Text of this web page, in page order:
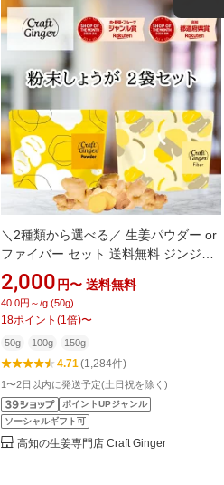
＼2種類から選べる／ 生姜パウダー or
ファイバー セット 送料無料 ジンジャ
ーパウダー ショウガオール 無添加 無
着色 乾燥しょうが 高知県産 生姜 粉末
食物繊維 クラフトジンジャー メール
便 ポスト投函
2,000 円〜 送料無料
40.0円～/g (50g)
18ポイント (1倍)〜
50g 100g 150g
4.71(1,284件)
1〜2日以内に発送予定(土日祝を除く)
ポイントUPジャンル
ソーシャルギフト可
高知の生姜専門店 Craft Ginger